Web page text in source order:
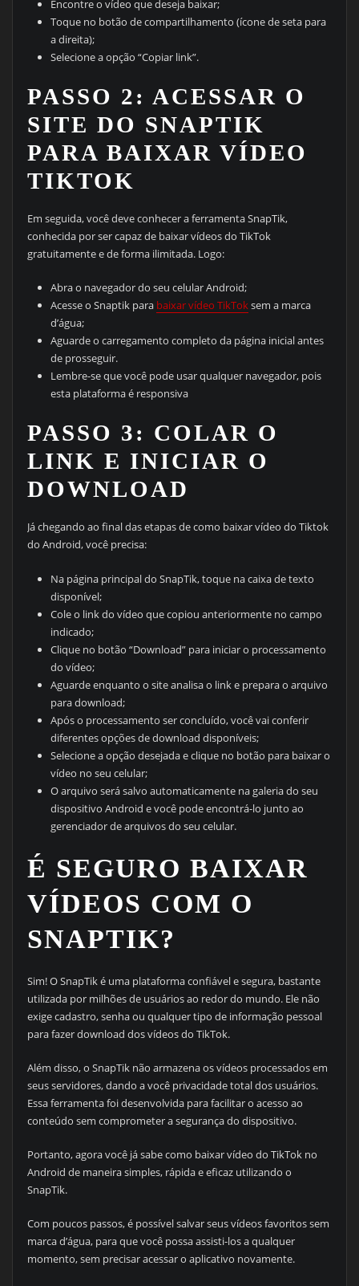
Encontre o vídeo que deseja baixar;
Toque no botão de compartilhamento (ícone de seta para
a direita);
Selecione a opção “Copiar link”.
PASSO 2: ACESSAR O
SITE DO SNAPTIK
PARA BAIXAR VÍDEO
TIKTOK
Em seguida, você deve conhecer a ferramenta SnapTik,
conhecida por ser capaz de baixar vídeos do TikTok
gratuitamente e de forma ilimitada. Logo:
Abra o navegador do seu celular Android;
Acesse o Snaptik para baixar vídeo TikToksem a marca
d’água;
Aguarde o carregamento completo da página inicial antes
de prosseguir.
Lembre-se que você pode usar qualquer navegador, pois
esta plataforma é responsiva
PASSO 3: COLAR O
LINK E INICIAR O
DOWNLOAD
Já chegando ao final das etapas de como baixar vídeo do Tiktok
do Android, você precisa:
Na página principal do SnapTik, toque na caixa de texto
disponível;
Cole o link do vídeo que copiou anteriormente no campo
indicado;
Clique no botão “Download” para iniciar o processamento
do vídeo;
Aguarde enquanto o site analisa o link e prepara o arquivo
para download;
Após o processamento ser concluído, você vai conferir
diferentes opções de download disponíveis;
Selecione a opção desejada e clique no botão para baixar o
vídeo no seu celular;
O arquivo será salvo automaticamente na galeria do seu
dispositivo Android e você pode encontrá-lo junto ao
gerenciador de arquivos do seu celular.
É SEGURO BAIXAR
VÍDEOS COM O
SNAPTIK?
Sim! O SnapTik é uma plataforma confiável e segura, bastante
utilizada por milhões de usuários ao redor do mundo. Ele não
exige cadastro, senha ou qualquer tipo de informação pessoal
para fazer download dos vídeos do TikTok.
Além disso, o SnapTik não armazena os vídeos processados em
seus servidores, dando a você privacidade total dos usuários.
Essa ferramenta foi desenvolvida para facilitar o acesso ao
conteúdo sem comprometer a segurança do dispositivo.
Portanto, agora você já sabe como baixar vídeo do TikTok no
Android de maneira simples, rápida e eficaz utilizando o
SnapTik.
Com poucos passos, é possível salvar seus vídeos favoritos sem
marca d’água, para que você possa assisti-los a qualquer
momento, sem precisar acessar o aplicativo novamente.